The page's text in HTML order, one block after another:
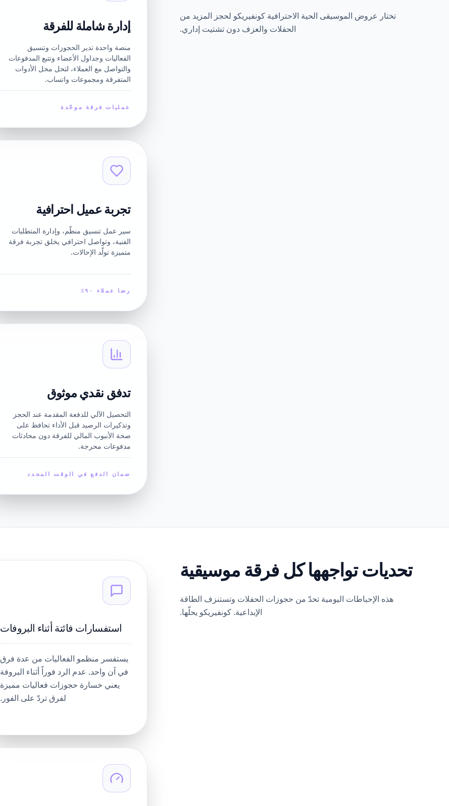
تختار عروض الموسيقى الحية الاحترافية كونفيريكو لحجز المزيد من
الحفلات والعزف دون تشتيت إداري.
إدارة شاملة للفرقة
منصة واحدة تدير الحجوزات وتنسيق
الفعاليات وجداول الأعضاء وتتبع المدفوعات
والتواصل مع العملاء، لتحل محل الأدوات
المتفرقة ومجموعات واتساب.
عمليات فرقة موحّدة
تجربة عميل احترافية
سير عمل تنسيق منظّم، وإدارة المتطلبات
الفنية، وتواصل احترافي يخلق تجربة فرقة
متميزة تولّد الإحالات.
رضا عملاء ٩٠٪
تدفق نقدي موثوق
التحصيل الآلي للدفعة المقدمة عند الحجز
وتذكيرات الرصيد قبل الأداء تحافظ على
صحة الأنبوب المالي للفرقة دون محادثات
مدفوعات محرجة.
ضمان الدفع في الوقت المحدد
تحديات تواجهها كل فرقة موسيقية
هذه الإحباطات اليومية تحدّ من حجوزات الحفلات وتستنزف الطاقة
الإبداعية. كونفيريكو يحلّها.
استفسارات فائتة أثناء البروفات
يستفسر منظمو الفعاليات من عدة فرق
في آن واحد. عدم الرد فوراً أثناء البروفة
يعني خسارة حجوزات فعاليات مميزة
لفرق تردّ على الفور.